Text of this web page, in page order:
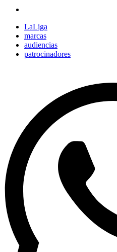
LaLiga
marcas
audiencias
patrocinadores